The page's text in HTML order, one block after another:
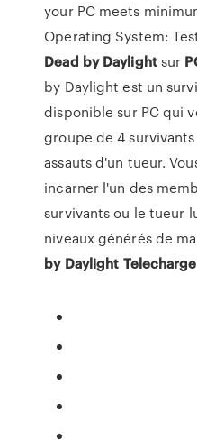
your PC meets
Operating System:
Dead by Daylightsur
by Daylight est un
disponible sur PC qui
groupe de 4
assauts d'un tueur.
incarner l'un des
survivants ou le tueur
niveaux générés de
by Daylight